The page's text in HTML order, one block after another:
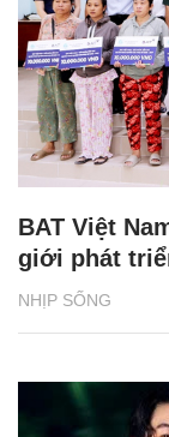
NHỊP SỐNG
BAT Việt
giới phát